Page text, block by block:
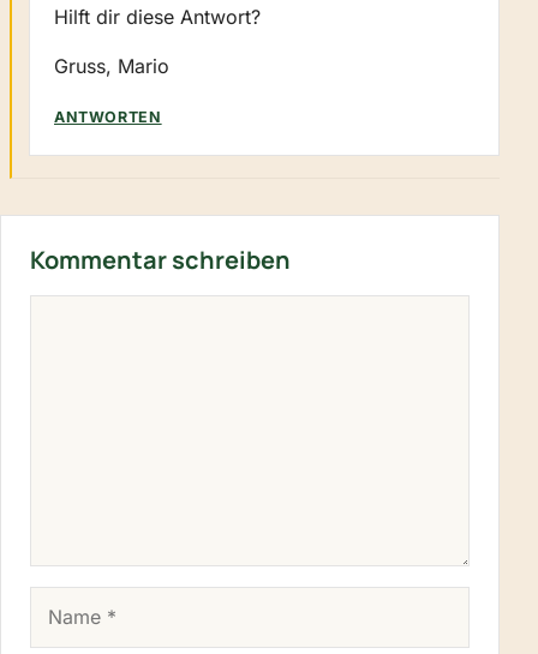
Hilft dir diese Antwort?
Gruss, Mario
ANTWORTEN
Kommentar schreiben